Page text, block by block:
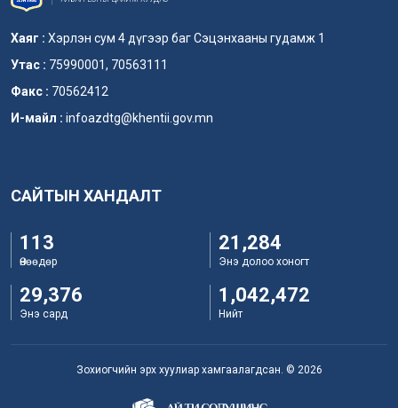
Хаяг : Хэрлэн сум 4 дүгээр баг Сэцэнхааны гудамж 1
Утас : 75990001, 70563111
Факс : 70562412
И-майл : infoazdtg@khentii.gov.mn
САЙТЫН ХАНДАЛТ
113
Өнөөдөр
21,284
Энэ долоо хоногт
29,376
Энэ сард
1,042,472
Нийт
Зохиогчийн эрх хуулиар хамгаалагдсан. © 2026